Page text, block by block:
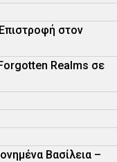
στον
Realms σε
Βασίλεια –